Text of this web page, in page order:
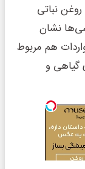
مصرف روغن نباتی
نشان
هم مربوط
گیاهی و